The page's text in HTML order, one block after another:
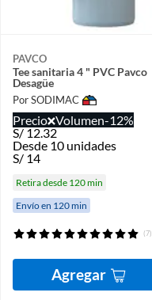
PAVCO
Tee sanitaria 4 " PVC Pavco
Desagüe
Por SODIMAC
Precio Volumen-12%
S/12.32
Desde 10 unidades
S/ 14
Retira desde 120 min
Envío en 120 min
(7)
Agregar